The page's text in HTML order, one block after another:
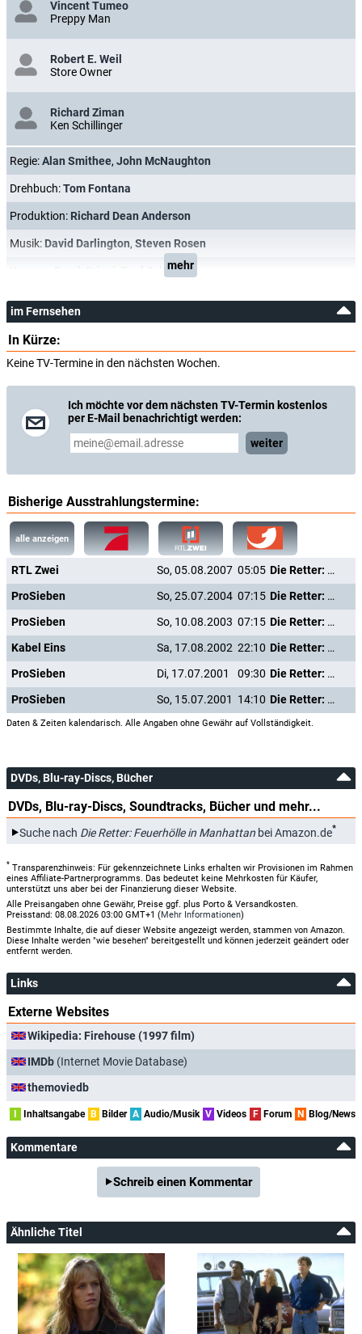
Vincent Tumeo
Preppy Man
Robert E. Weil
Store Owner
Richard Ziman
Ken Schillinger
Regie:Alan Smithee, John McNaughton
Drehbuch:Tom Fontana
Produktion: Richard Dean Anderson
Musik: David Darlington, Steven Rosen
Fred Schuler
mehr
im Fernsehen
In Kürze:
Keine TV-Termine in den nächsten Wochen.
Ich möchte vor dem nächsten TV-Termin kostenlos
per E-Mail benachrichtigt werden:
weiter
Bisherige Ausstrahlungstermine:
alle anzeigen
RTL Zwei So, 05.08.2007 05:05
Die Retter: Feuerhölle in Manhattan
ProSieben
So, 25.07.2004 07:15
Die Retter: Feuerhölle in Manhattan
ProSieben
So, 10.08.2003 07:15
Die Retter: Feuerhölle in Manhattan
Kabel Eins
Sa, 17.08.2002 22:10
Die Retter: Feuerhölle in Manhattan
ProSieben
Di, 17.07.2001 09:30
Die Retter: Feuerhölle in Manhattan
ProSieben
So, 15.07.2001 14:10 Die Retter: Feuerhölle in Manhattan
Daten & Zeiten kalendarisch. Alle Angaben ohne Gewähr auf Vollständigkeit.
DVDs, Blu-ray-Discs, Bücher
DVDs, Blu-ray-Discs, Soundtracks, Bücher und mehr...
Suche nach Die Retter: Feuerhölle in Manhattan bei Amazon.de*
* Transparenzhinweis: Für gekennzeichnete Links erhalten wir Provisionen im Rahmen
eines Affiliate-Partnerprogramms. Das bedeutet keine Mehrkosten für Käufer,
unterstützt uns aber bei der Finanzierung dieser Website.
Alle Preisangaben ohne Gewähr, Preise ggf. plus Porto & Versandkosten.
Preisstand: 08.08.2026 03:00 GMT+1 (Mehr Informationen)
Bestimmte Inhalte, die auf dieser Website angezeigt werden, stammen von Amazon.
Diese Inhalte werden "wie besehen" bereitgestellt und können jederzeit geändert oder
entfernt werden.
Links
Externe Websites
Wikipedia: Firehouse (1997 film)
IMDb (Internet Movie Database)
themoviedb
I Inhaltsangabe B Bilder A Audio/Musik V Videos F Forum N Blog/News
Kommentare
Schreib einen Kommentar
Ähnliche Titel